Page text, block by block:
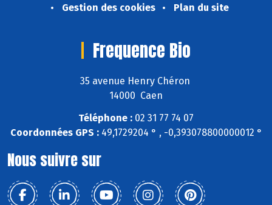
Gestion des cookies
Plan du site
Frequence Bio
35 avenue Henry Chéron
14000 Caen
Téléphone : 02 31 77 74 07
Coordonnées GPS :49,1729204 ° , -0,393078800000012 °
Nous suivre sur